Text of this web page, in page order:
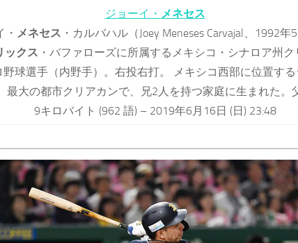
ジョーイ・ メネセス
・ メネセス ・カルバハル（Joey Meneses Carvajal、1992年
ックス ・バファローズに所属するメキシコ・シナロア州
野球選手（内野手）。右投右打。 メキシコ西部に位置す
最大の都市クリアカンで、兄2人を持つ家庭に生まれた。
9キロバイト (962 語) – 2019年6月16日 (日) 23:48